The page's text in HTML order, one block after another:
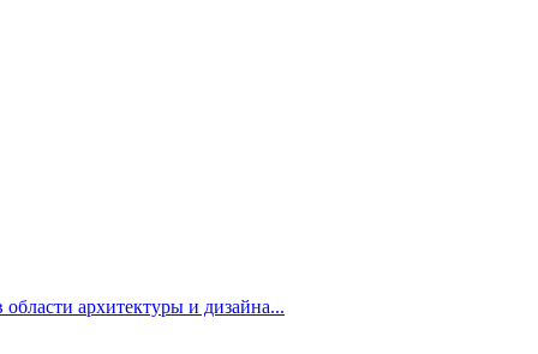
архитектуры и дизайна...